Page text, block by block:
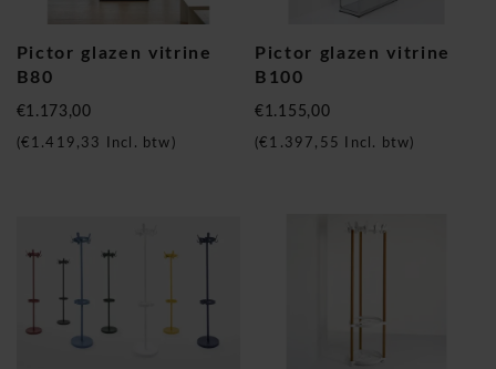
Pictor glazen vitrine
B80
€1.173,00
€1.419,33 Incl. btw)
Pictor glazen vitrine
B100
€1.155,00
(€1.397,55 Incl. btw)